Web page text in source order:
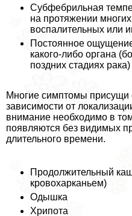
Субфебрильная
на протяжении
воспалительных или
Постоянное
какого-либо органа
поздних стадиях paка)
Многие симптомы
зависимости от
внимание необходимо в
появляются без видимых
длительного времени.
Продолжительный
кровохарканьем)
Одышка
Хрипота